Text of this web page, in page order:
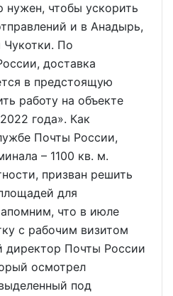
нужен, чтобы ускорить
и в Анадырь,
Чукотки. По
доставка
в предстоящую
работу на объекте
года». Как
Почты России,
– 1100 кв. м.
призван решить
для
что в июле
с рабочим визитом
директор Почты России
осмотрел
под